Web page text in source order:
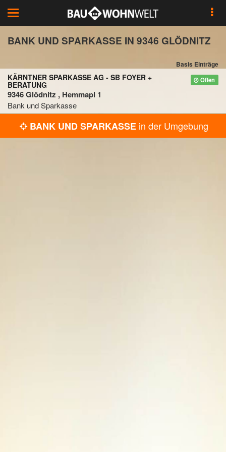
Toggle
navigation
BANK UND SPARKASSE IN 9346 GLÖDNITZ
Basis Einträge
Offen
KÄRNTNER SPARKASSE AG - SB FOYER +
BERATUNG
9346 Glödnitz , Hemmapl 1
Bank und Sparkasse
BANK UND SPARKASSE in der Umgebung